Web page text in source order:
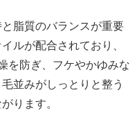
脂質のバランスが重要
ルが配合されており、
を防ぎ、フケやかゆみな
並みがしっとりと整う
ります。